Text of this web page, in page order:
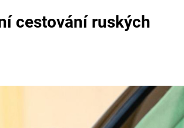
cestování ruských